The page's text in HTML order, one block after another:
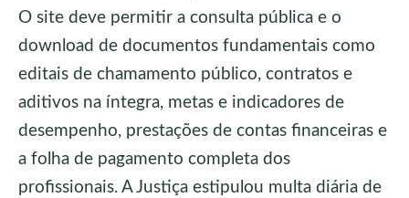
O site deve permitir a consulta pública e o
download de documentos fundamentais como
editais de chamamento público, contratos e
aditivos na íntegra, metas e indicadores de
desempenho, prestações de contas financeiras e
a folha de pagamento completa dos
profissionais. A Justiça estipulou multa diária de